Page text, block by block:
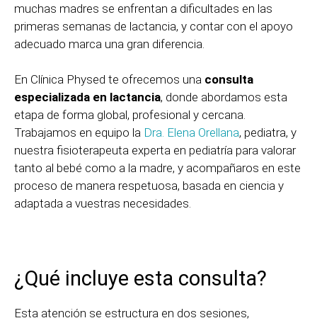
muchas madres se enfrentan a dificultades en las
primeras semanas de lactancia, y contar con el apoyo
adecuado marca una gran diferencia.
En Clínica Physed te ofrecemos una consulta
especializada en lactancia, donde abordamos esta
etapa de forma global, profesional y cercana.
Trabajamos en equipo la Dra. Elena Orellana, pediatra, y
nuestra fisioterapeuta experta en pediatría para valorar
tanto al bebé como a la madre, y acompañaros en este
proceso de manera respetuosa, basada en ciencia y
adaptada a vuestras necesidades.
¿Qué incluye esta consulta?
Esta atención se estructura en dos sesiones,